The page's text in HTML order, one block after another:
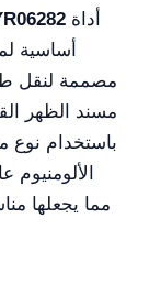
أساسية
مصممة لنقل
مسند الظهر
باستخدام